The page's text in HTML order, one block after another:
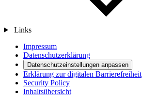
Links
Impressum
Datenschutzerklärung
Datenschutzeinstellungen anpassen
Erklärung zur digitalen Barrierefreiheit
Security Policy
Inhaltsübersicht